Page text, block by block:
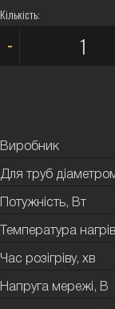
Кількість:
-
Виробник
Для труб
Потужність, Вт
Температура
Час розігріву, хв
Напруга мережі, В